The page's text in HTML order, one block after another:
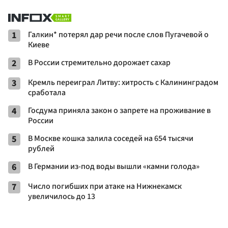
1
Галкин* потерял дар речи после слов Пугачевой о
Киеве
2 В России стремительно дорожает сахар
3
Кремль переиграл Литву: хитрость с Калининградом
сработала
4
Госдума приняла закон о запрете на проживание в
России
5
В Москве кошка залила соседей на 654 тысячи
рублей
6 В Германии из-под воды вышли «камни голода»
7
Число погибших при атаке на Нижнекамск
увеличилось до 13